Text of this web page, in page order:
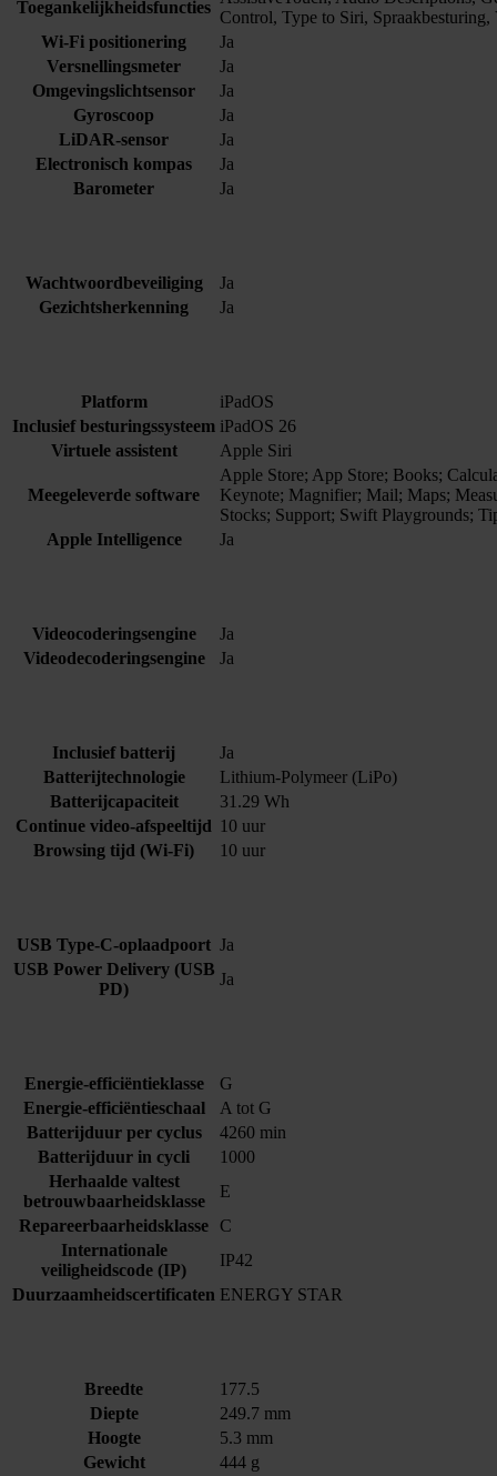
Toegankelijkheidsfuncties
Control, Type to Siri,
Wi-Fi positionering
Ja
Versnellingsmeter
Ja
Omgevingslichtsensor
Ja
Gyroscoop
Ja
LiDAR-sensor
Ja
Electronisch kompas
Ja
Barometer
Ja
Wachtwoordbeveiliging
Ja
Gezichtsherkenning
Ja
Platform
iPadOS
Inclusief besturingssysteem iPadOS 26
Virtuele assistent
Apple Siri
Meegeleverde software
Apple Store; App Store; Books;
Keynote; Magnifier; Mail; Maps;
Stocks; Support; Swift Playgrounds;
Apple Intelligence
Ja
Videocoderingsengine
Ja
Videodecoderingsengine
Ja
Inclusief batterij
Ja
Batterijtechnologie
Lithium-Polymeer (LiPo)
Batterijcapaciteit
31.29 Wh
Continue video-afspeeltijd 10 uur
Browsing tijd (Wi-Fi)
10 uur
USB Type-C-oplaadpoort Ja
USB Power Delivery (USB
PD)
Ja
Energie-efficiëntieklasse
G
Energie-efficiëntieschaal
A tot G
Batterijduur per cyclus
4260 min
Batterijduur in cycli
1000
Herhaalde valtest
betrouwbaarheidsklasse
E
Repareerbaarheidsklasse
C
Internationale
veiligheidscode (IP)
IP42
Duurzaamheidscertificaten ENERGY STAR
Breedte
177.5
Diepte
249.7 mm
Hoogte
5.3 mm
Gewicht
444 g